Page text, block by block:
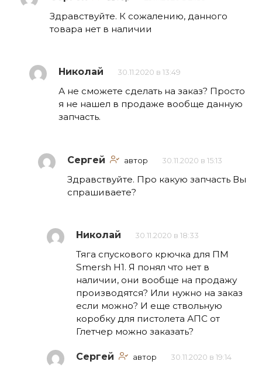
Здравствуйте. К сожалению, данного
товара нет в наличии
Николай 30.11.2020 в 13:49
А не сможете сделать на заказ? Просто
я не нашел в продаже вообще данную
запчасть.
Сергей автор 30.11.2020 в 15:13
Здравствуйте. Про какую запчасть Вы
спрашиваете?
Николай 30.11.2020 в 18:33
Тяга спускового крючка для ПМ
Smersh H1. Я понял что нет в
наличии, они вообще на продажу
производятся? Или нужно на заказ
если можно? И еще ствольную
коробку для пистолета АПС от
Глетчер можно заказать?
Сергей автор 30.11.2020 в 19:14